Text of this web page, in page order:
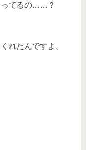
ってるの……？
れたんですよ、